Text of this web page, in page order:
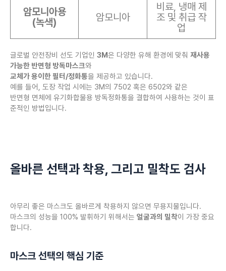
암모니아용
(녹색)
암모니아
비료, 냉매 제
조 및 취급 작
업
글로벌 안전장비 선도 기업인 3M은 다양한 유해 환경에 맞춰 재사용
가능한 반면형 방독마스크와
교체가 용이한 필터/정화통을 제공하고 있습니다.
예를 들어, 도장 작업 시에는 3M의 7502 혹은 6502와 같은
반면형 면체에 유기화합물용 방독정화통을 결합하여 사용하는 것이 표
준적인 방법입니다.
올바른 선택과 착용, 그리고 밀착도 검사
아무리 좋은 마스크도 올바르게 착용하지 않으면 무용지물입니다.
마스크의 성능을 100% 발휘하기 위해서는 얼굴과의 밀착이 가장 중요
합니다.
마스크 선택의 핵심 기준